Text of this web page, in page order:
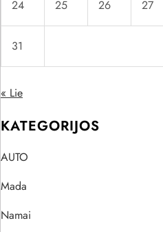
24 25 26 27
31
« Lie
KATEGORIJOS
AUTO
Mada
Namai